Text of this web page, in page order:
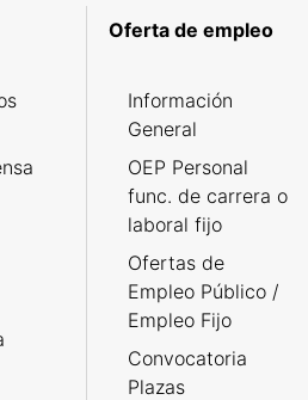
Oferta de empleo
Información
General
OEP Personal
func. de carrera o
laboral fijo
Ofertas de
Empleo Público /
Empleo Fijo
Convocatoria
Plazas